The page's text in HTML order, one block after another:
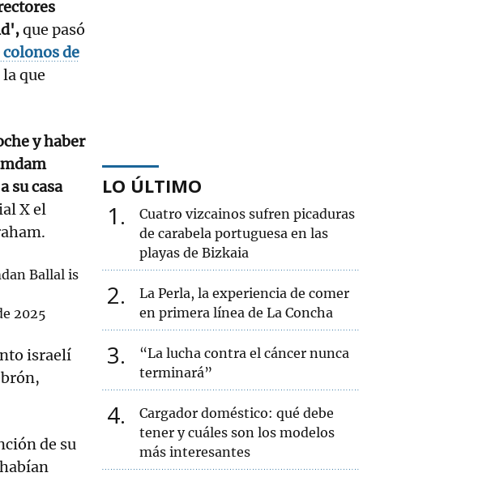
que pasó
de
que
y haber
su casa
X el
Ballal is
2025
israelí
de su
LO ÚLTIMO
1
Cuatro vizcainos sufren picaduras
de carabela portuguesa en las
playas de Bizkaia
2
La Perla, la experiencia de comer
en primera línea de La Concha
3
“La lucha contra el cáncer nunca
terminará”
4
Cargador doméstico: qué debe
tener y cuáles son los modelos
más interesantes